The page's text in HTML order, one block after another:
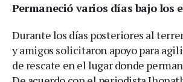
Permaneció varios días bajo los
Durante los días posteriores al
y amigos solicitaron apoyo para
de rescate en el lugar donde